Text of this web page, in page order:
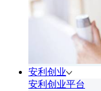
安利创业
安利创业平台